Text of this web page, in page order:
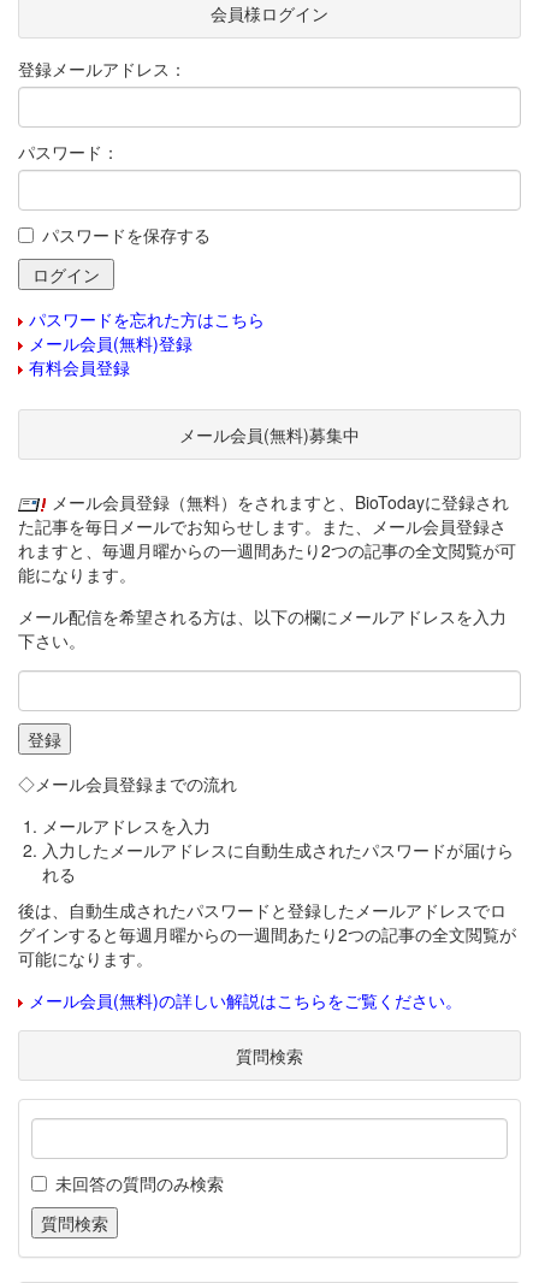
会員様ログイン
登録メールアドレス：
パスワード：
パスワードを保存する
パスワードを忘れた方はこちら
メール会員(無料)登録
有料会員登録
メール会員(無料)募集中
メール会員登録（無料）をされますと、BioTodayに登録され
た記事を毎日メールでお知らせします。また、メール会員登録さ
れますと、毎週月曜からの一週間あたり2つの記事の全文閲覧が可
能になります。
メール配信を希望される方は、以下の欄にメールアドレスを入力
下さい。
◇メール会員登録までの流れ
メールアドレスを入力
入力したメールアドレスに自動生成されたパスワードが届けら
れる
後は、自動生成されたパスワードと登録したメールアドレスでロ
グインすると毎週月曜からの一週間あたり2つの記事の全文閲覧が
可能になります。
メール会員(無料)の詳しい解説はこちらをご覧ください。
質問検索
未回答の質問のみ検索